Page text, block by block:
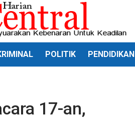
POLITIK PENDIDIKAN
17-an,